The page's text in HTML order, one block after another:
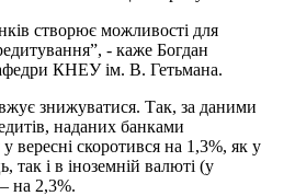
створює можливості для
- каже Богдан
КНЕУ ім. В. Гетьмана.
знижуватися. Так, за даними
наданих банками
вересні скоротився на 1,3%, як у
так і в іноземній валюті (у
на 2,3%.